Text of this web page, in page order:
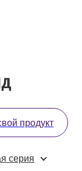
продукт
серия